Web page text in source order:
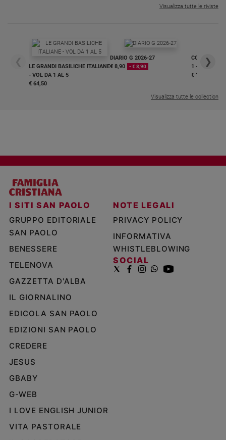
Visualizza tutte le riviste
❮
LE GRANDI BASILICHE ITALIANE
- VOL DA 1 AL 5
€ 64,50
DIARIO G 2026-27
€ 8,90
- € 8,90
COLLANA
1 - 2
€ 18,50
❯
Visualizza tutte le collection
I SITI SAN PAOLO
GRUPPO EDITORIALE
SAN PAOLO
BENESSERE
TELENOVA
GAZZETTA D'ALBA
IL GIORNALINO
EDICOLA SAN PAOLO
EDIZIONI SAN PAOLO
CREDERE
JESUS
GBABY
G-WEB
I LOVE ENGLISH JUNIOR
VITA PASTORALE
NOTE LEGALI
PRIVACY POLICY
INFORMATIVA
WHISTLEBLOWING
SOCIAL